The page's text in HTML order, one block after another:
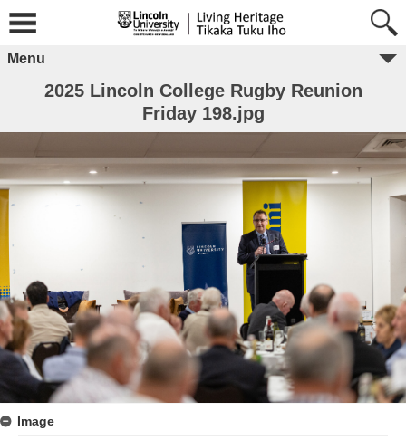
Menu
2025 Lincoln College Rugby Reunion
Friday 198.jpg
Image